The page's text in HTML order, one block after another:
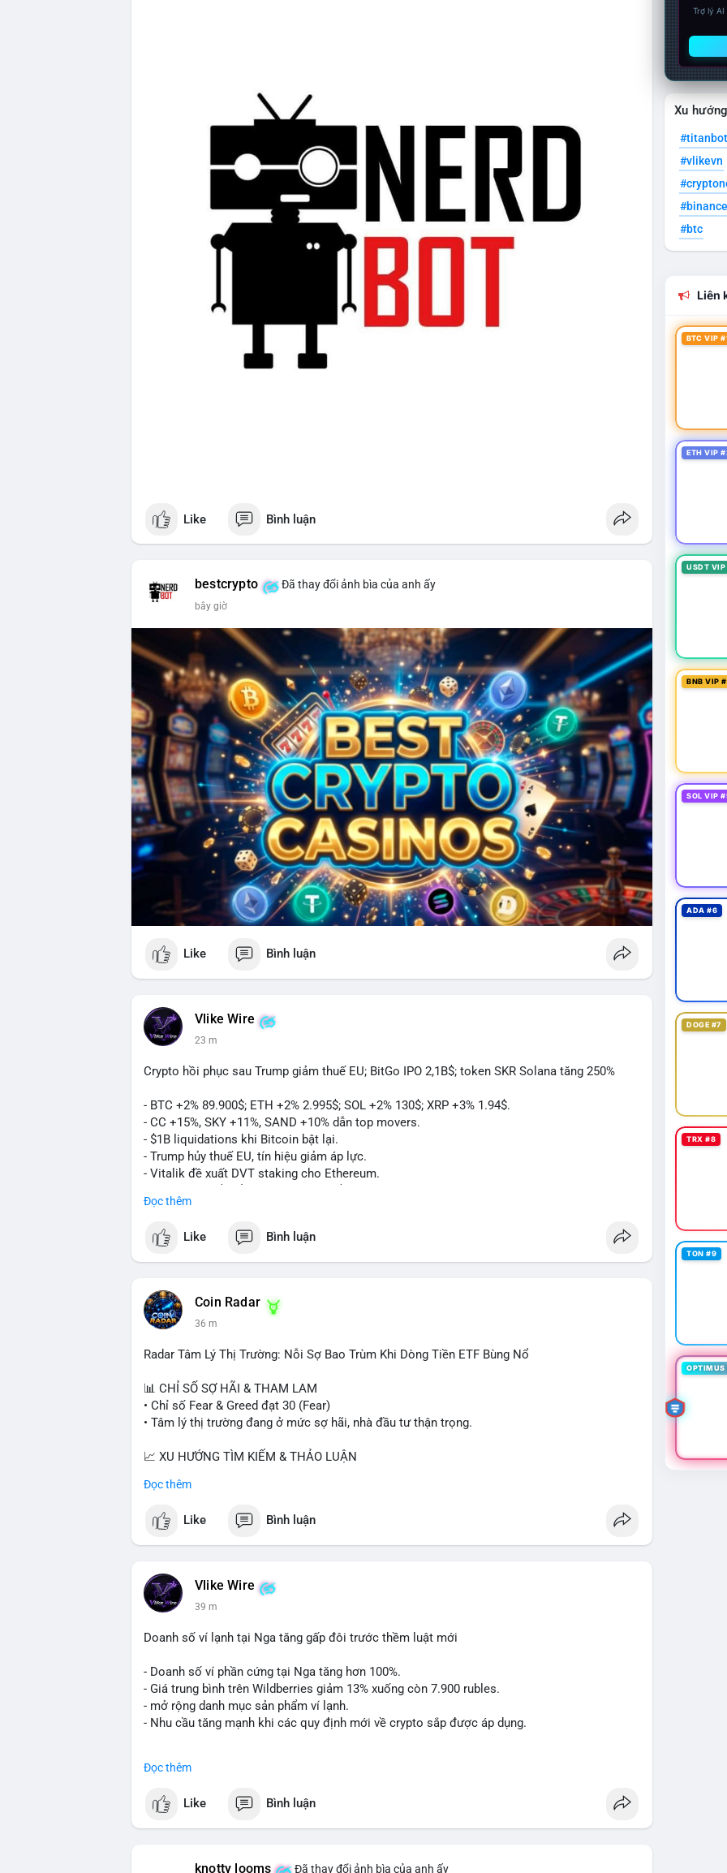
Like Bình luận
bestcrypto Đã thay đổi ảnh bìa của anh ấy
bây giờ
Like Bình luận
Vlike Wire
23 m
Crypto hồi phục sau Trump giảm thuế EU; BitGo IPO 2,1B$; token SKR Solana tăng 250%
- BTC +2% 89.900$; ETH +2% 2.995$; SOL +2% 130$; XRP +3% 1.94$.
- CC +15%, SKY +11%, SAND +10% dẫn top movers.
- $1B liquidations khi Bitcoin bật lại.
- Trump hủy thuế EU, tín hiệu giảm áp lực.
- Vitalik đề xuất DVT staking cho Ethereum.
- Senate Ag Committee tiến hành Clarity Act.
- HK cấp giấy phép stablecoin mới.
- Saga EVM bị hack 7M$, quỹ trộm chuyển sang Ethereum.
- Steak ’n Shake thưởng BTC cho nhân viên.
#binancesquare
$btc $eth $sol $xrp $cc $sky $sand $skr
#vlikevn #titanbot
Đọc thêm
Like Bình luận
Coin Radar
36 m
Radar Tâm Lý Thị Trường: Nỗi Sợ Bao Trùm Khi Dòng Tiền ETF Bùng Nổ
📊 CHỈ SỐ SỢ HÃI & THAM LAM
• Chỉ số Fear & Greed đạt 30 (Fear)
• Tâm lý thị trường đang ở mức sợ hãi, nhà đầu tư thận trọng.
📈 XU HƯỚNG TÌM KIẾM & THẢO LUẬN
• LunarCrush Trending: Ethereum, Solana, Dogecoin, Polkadot, Chainlink, Taylor Swift, Tesla
$ACE, $RAVE và lo ngại tin xấu từ SpaceX/Musk.
• Tin tức quốc tế: US spot Bitcoin ETFs ghi nhận dòng tiền 1 tỷ USD; Nansen founder dự báo
Bitcoin không dưới 60K; Chi tiêu thẻ Crypto đạt ATH 759 triệu USD.
Tournament; Tiếp tục chiến dịch Airdrop USD1.
💡 NHẬN ĐỊNH & KHUYẾN NGHỊ
• Thị trường đang trong giai đoạn phân hóa mạnh giữa tâm lý sợ hãi ngắn hạn và kỳ vọng dài
hạn từ dòng tiền tổ chức (ETF). Cần chú ý các vùng hỗ trợ quan trọng và theo dõi sát biến
động từ các tin tức pháp lý tại Mỹ.
📊 Nguồn: Radar Tâm Lý Thị Trường
Đọc thêm
Like Bình luận
Vlike Wire
39 m
Doanh số ví lạnh tại Nga tăng gấp đôi trước thềm luật mới
- Doanh số ví phần cứng tại Nga tăng hơn 100%.
- Giá trung bình trên Wildberries giảm 13% xuống còn 7.900 rubles.
- mở rộng danh mục sản phẩm ví lạnh.
- Nhu cầu tăng mạnh khi các quy định mới về crypto sắp được áp dụng.
Đọc thêm
Like Bình luận
knotty looms Đã thay đổi ảnh bìa của anh ấy
Trợ lý
Xu
#titanbot
#vlikevn
#btc
Liên
BTC VIP
ETH VIP
USDT
BNB VIP
SOL VIP
ADA #6
DOGE #7
TRX #8
TON #9
OPTIMUS